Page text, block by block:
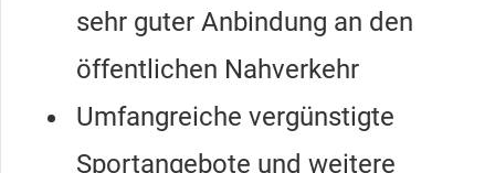
sehr guter Anbindung an den
öffentlichen Nahverkehr
Umfangreiche vergünstigte
Sportangebote und weitere